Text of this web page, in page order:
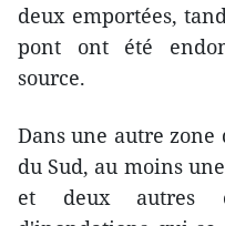
deux emportées,
pont ont été
source.
Dans une autre
du Sud, au moins
et deux autres